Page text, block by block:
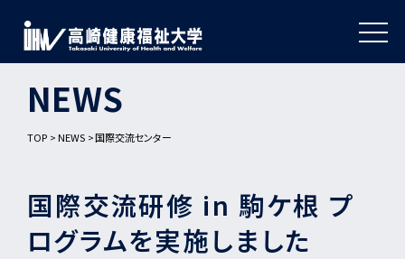
NEWS
TOP NEWS 国際交流センター
国際交流研修 in 駒ケ根 プ
ログラムを実施しました